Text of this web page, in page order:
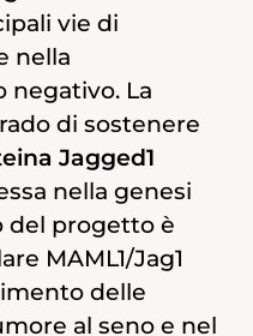
vie di
nella
negativo. La
di sostenere
Jagged1
nella genesi
del progetto è
MAML1/Jag1
delle
al seno e nel
in elevate
tumorali fin
grado di
delle cellule
dei farmaci e
metastasi.
studiare il
della
e valutare le
di altre
tumorale:
ruolo chiave
delle
l’azione dei
di
progetto sarà
nella comparsa
così da
più sensibili ai